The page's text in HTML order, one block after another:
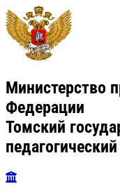
Министерство
Федерации
Томский